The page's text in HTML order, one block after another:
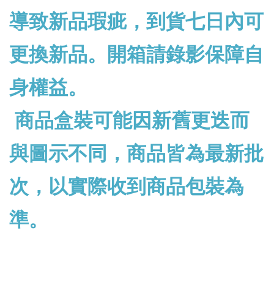
導致新品瑕疵，到貨七日內可
更換新品。開箱請錄影保障自
身權益。
商品盒裝可能因新舊更迭而
與圖示不同，商品皆為最新批
次，以實際收到商品包裝為
準。